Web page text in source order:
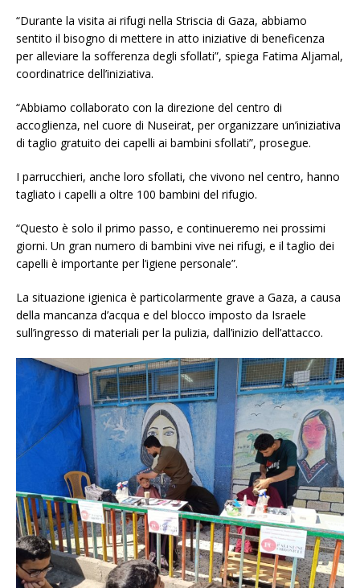
“Durante la visita ai rifugi nella Striscia di Gaza, abbiamo
sentito il bisogno di mettere in atto iniziative di beneficenza
per alleviare la sofferenza degli sfollati”, spiega Fatima Aljamal,
coordinatrice dell’iniziativa.
“Abbiamo collaborato con la direzione del centro di
accoglienza, nel cuore di Nuseirat, per organizzare un’iniziativa
di taglio gratuito dei capelli ai bambini sfollati”, prosegue.
I parrucchieri, anche loro sfollati, che vivono nel centro, hanno
tagliato i capelli a oltre 100 bambini del rifugio.
“Questo è solo il primo passo, e continueremo nei prossimi
giorni. Un gran numero di bambini vive nei rifugi, e il taglio dei
capelli è importante per l’igiene personale”.
La situazione igienica è particolarmente grave a Gaza, a causa
della mancanza d’acqua e del blocco imposto da Israele
sull’ingresso di materiali per la pulizia, dall’inizio dell’attacco.